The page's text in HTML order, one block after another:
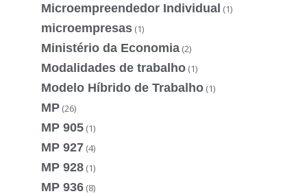
Microempreendedor Individual (1)
microempresas (1)
Ministério da Economia (2)
Modalidades de trabalho (1)
Modelo Híbrido de Trabalho (1)
MP (26)
MP 905 (1)
MP 927 (4)
MP 928 (1)
MP 936 (8)